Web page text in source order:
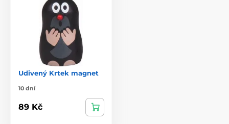
Udivený Krtek magnet
10 dní
89 Kč